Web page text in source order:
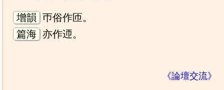
增韻 帀俗作匝。
篇海 亦作迊。
《論壇交流》